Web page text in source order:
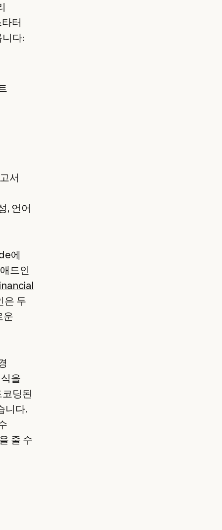
터
다:
서
, 언어
에
드인
은 두
운
을
딩된
니다.
줄 수